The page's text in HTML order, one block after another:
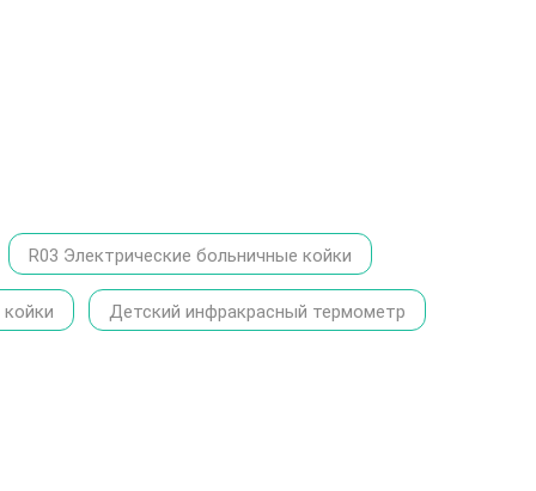
R03 Электрические больничные койки
Детский инфракрасный термометр